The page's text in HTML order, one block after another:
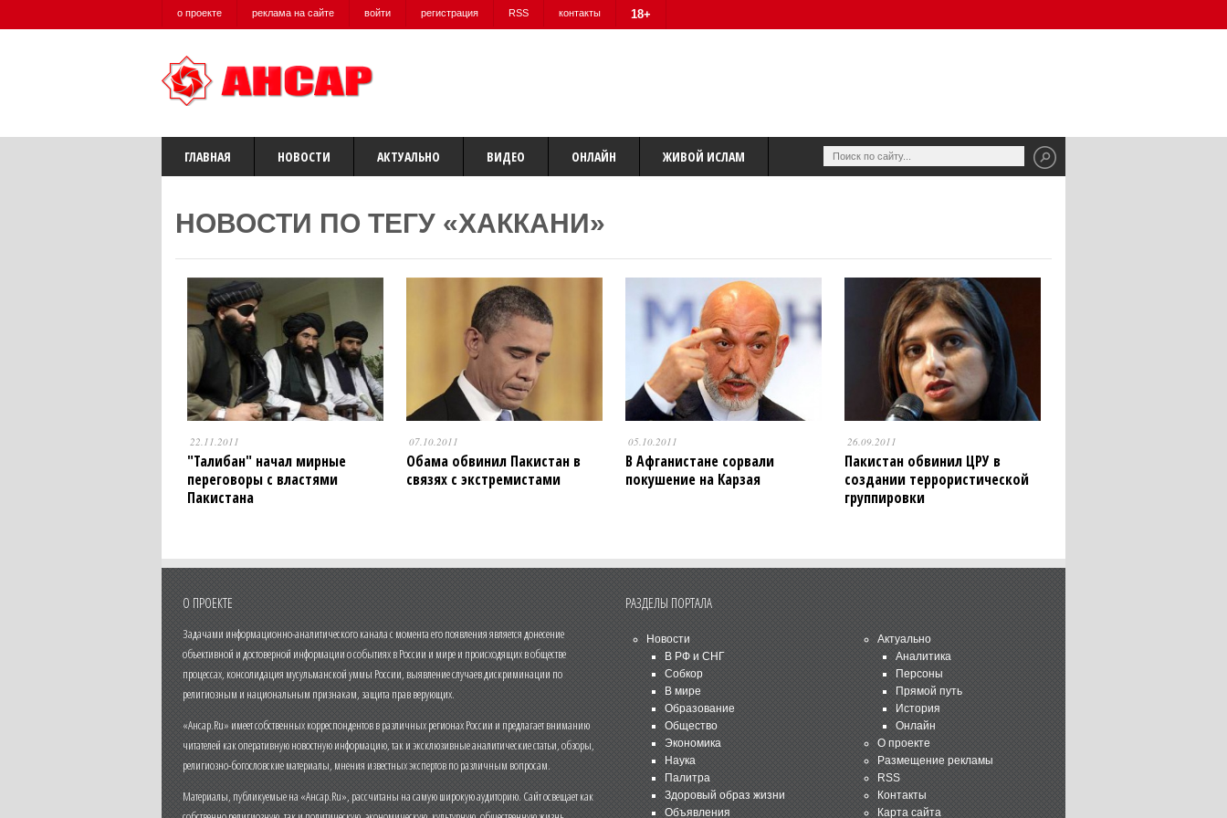
о проекте реклама на сайте войти регистрация RSS контакты 18+
ГЛАВНАЯ НОВОСТИ АКТУАЛЬНО ВИДЕО ОНЛАЙН ЖИВОЙ ИСЛАМ
НОВОСТИ ПО ТЕГУ «ХАККАНИ»
22.11.2011
"Талибан" начал мирные
переговоры с властями
Пакистана
07.10.2011
Обама обвинил Пакистан в
связях с экстремистами
05.10.2011
В Афганистане сорвали
покушение на Карзая
26.09.2011
Пакистан обвинил ЦРУ в
создании террористической
группировки
О ПРОЕКТЕ
Задачами информационно-аналитического канала с момента его появления является донесение
объективной и достоверной информации о событиях в России и мире и происходящих в обществе
процессах, консолидация мусульманской уммы России, выявление случаев дискриминации по
религиозным и национальным признакам, защита прав верующих.
«Ансар.Ru» имеет собственных корреспондентов в различных регионах России и предлагает вниманию
читателей как оперативную новостную информацию, так и эксклюзивные аналитические статьи, обзоры,
религиозно-богословские материалы, мнения известных экспертов по различным вопросам.
Материалы, публикуемые на «Ансар.Ru», рассчитаны на самую широкую аудиторию. Сайт освещает как
РАЗДЕЛЫ ПОРТАЛА
Новости
В РФ и СНГ
Собкор
В мире
Образование
Общество
Экономика
Наука
Палитра
Здоровый образ жизни
Объявления
Актуально
Аналитика
Персоны
Прямой путь
История
Онлайн
О проекте
Размещение рекламы
RSS
Контакты
Карта сайта